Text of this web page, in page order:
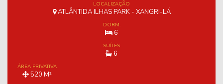
LOCALIZAÇÃO
ATLÂNTIDA ILHAS PARK - XANGRI-LÁ
DORM.
6
SUÍTES
6
ÁREA PRIVATIVA
520 M²